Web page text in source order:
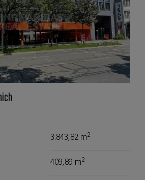
3.843,82 m2
409,89 m2